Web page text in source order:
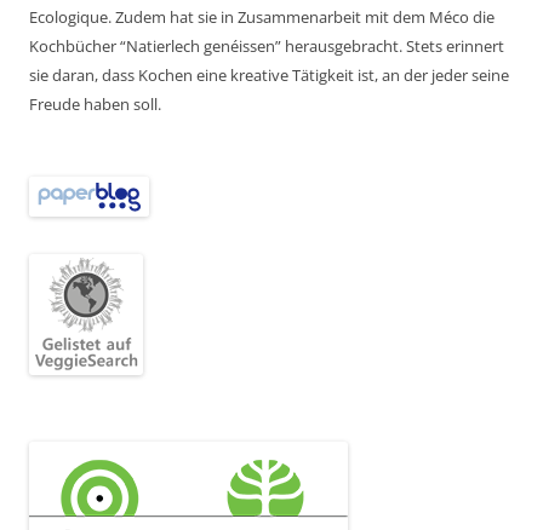
Ecologique. Zudem hat sie in Zusammenarbeit mit dem Méco die
Kochbücher “Natierlech genéissen” herausgebracht. Stets erinnert
sie daran, dass Kochen eine kreative Tätigkeit ist, an der jeder seine
Freude haben soll.